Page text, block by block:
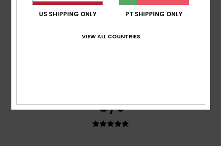
Já comprei uma; o único inconveniente é que a cor desbota
5/5
US SHIPPING ONLY PT SHIPPING ONLY
VIEW ALL COUNTRIES